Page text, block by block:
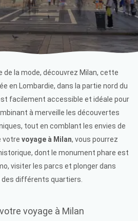
de la mode, découvrez Milan, cette
en Lombardie, dans la partie nord du
facilement accessible et idéale pour
à merveille les découvertes
tout en comblant les envies de
votre voyage à Milan, vous pourrez
dont le monument phare est
visiter les parcs et plonger dans
des différents quartiers.
voyage à Milan